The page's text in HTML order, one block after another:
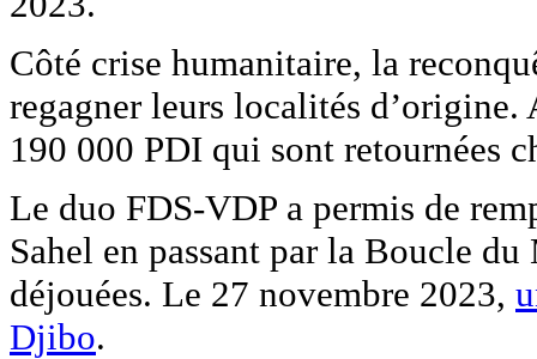
Côté crise humanitaire, la
regagner leurs localités
190 000 PDI qui sont retournées
Le duo FDS-VDP a permis de
Sahel en passant par la Boucle
déjouées. Le 27 novembre 2023,
Djibo.